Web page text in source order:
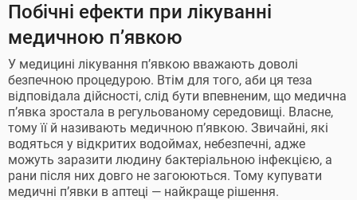
Побічні ефекти при лікуванні
медичною п’явкою
У медицині лікування п’явкою вважають доволі
безпечною процедурою. Втім для того, аби ця теза
відповідала дійсності, слід бути впевненим, що медична
п’явка зростала в регульованому середовищі. Власне,
тому її й називають медичною п’явкою. Звичайні, які
водяться у відкритих водоймах, небезпечні, адже
можуть заразити людину бактеріальною інфекцією, а
рани після них довго не загоюються. Тому купувати
медичні п’явки в аптеці — найкраще рішення.